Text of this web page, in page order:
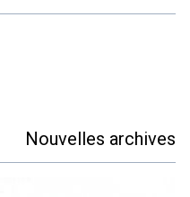
Nouvelles archives